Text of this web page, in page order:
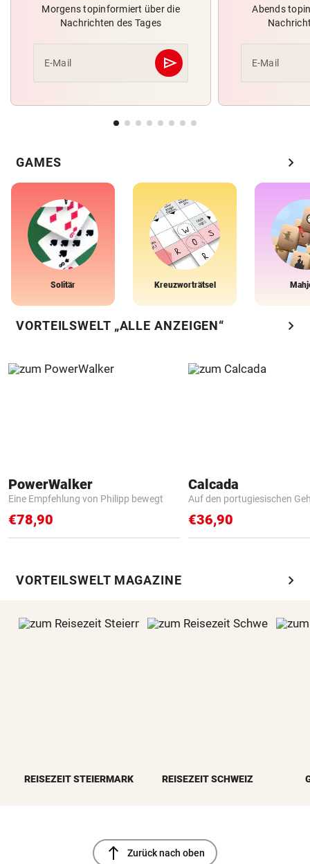
Morgens topinformiert über die
Nachrichten des Tages
E-Mail send
Abschicken
Abends
E-Mail
GAMES chevron_right
Solitär Kreuzworträtsel
VORTEILSWELT „ALLE ANZEIGEN“ chevron_right
PowerWalker
Eine Empfehlung von Philipp bewegt
€78,90
Calcada
Auf den portugiesischen
€36,90
VORTEILSWELT MAGAZINE chevron_right
REISEZEIT STEIERMARK REISEZEIT SCHWEIZ
north Zurück nach oben